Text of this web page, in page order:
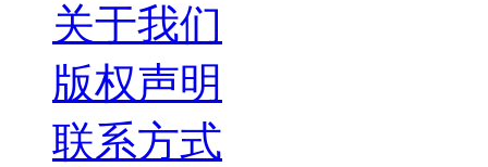
关于我们
版权声明
联系方式